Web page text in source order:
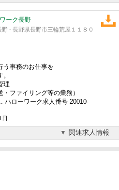
ーク長野
- 長野県長野市三輪荒屋１１８０
う事務のお仕事を
理
・ファイリング等の業務）
ローワーク求人番号 20010-
関連求人情報